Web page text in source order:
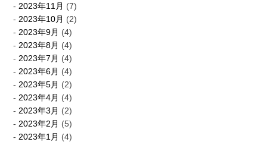
2023年11月 (7)
2023年10月 (2)
2023年9月 (4)
2023年8月 (4)
2023年7月 (4)
2023年6月 (4)
2023年5月 (2)
2023年4月 (4)
2023年3月 (2)
2023年2月 (5)
2023年1月 (4)